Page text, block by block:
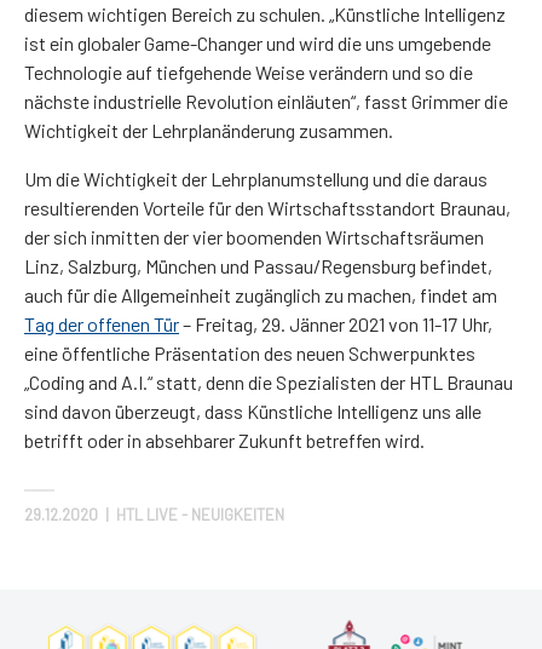
diesem wichtigen Bereich zu schulen. „Künstliche Intelligenz
ist ein globaler Game-Changer und wird die uns umgebende
Technologie auf tiefgehende Weise verändern und so die
nächste industrielle Revolution einläuten“, fasst Grimmer die
Wichtigkeit der Lehrplanänderung zusammen.
Um die Wichtigkeit der Lehrplanumstellung und die daraus
resultierenden Vorteile für den Wirtschaftsstandort Braunau,
der sich inmitten der vier boomenden Wirtschaftsräumen
Linz, Salzburg, München und Passau/Regensburg befindet,
auch für die Allgemeinheit zugänglich zu machen, findet am
Tag der offenen Tür– Freitag, 29. Jänner 2021 von 11-17 Uhr,
eine öffentliche Präsentation des neuen Schwerpunktes
„Coding and A.I.“ statt, denn die Spezialisten der HTL Braunau
sind davon überzeugt, dass Künstliche Intelligenz uns alle
betrifft oder in absehbarer Zukunft betreffen wird.
29.12.2020 HTL LIVE - NEUIGKEITEN